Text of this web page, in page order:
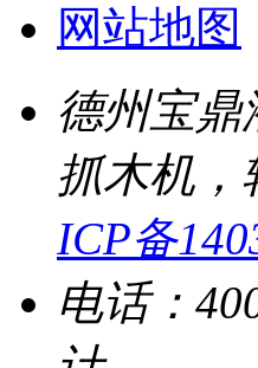
网站地图
德州宝鼎
抓木机，
ICP备
电话：